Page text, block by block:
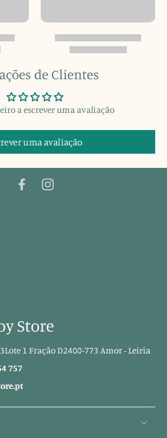
de Clientes
a escrever uma avaliação
uma avaliação
Store
1 Fração D2400-773 Amor - Leiria
757